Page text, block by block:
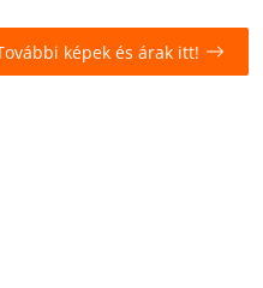
képek és árak itt!